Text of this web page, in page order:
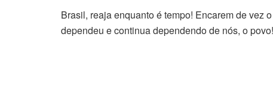
Brasil, reaja enquanto é tempo! Encarem de vez
dependeu e continua dependendo de nós, o povo!